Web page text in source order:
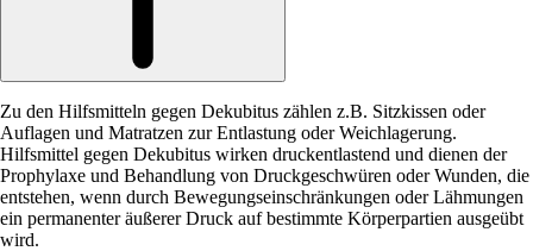
Zu den Hilfsmitteln gegen Dekubitus zählen z.B. Sitzkissen oder
Auflagen und Matratzen zur Entlastung oder Weichlagerung.
Hilfsmittel gegen Dekubitus wirken druckentlastend und dienen der
Prophylaxe und Behandlung von Druckgeschwüren oder Wunden, die
entstehen, wenn durch Bewegungseinschränkungen oder Lähmungen
ein permanenter äußerer Druck auf bestimmte Körperpartien ausgeübt
wird.